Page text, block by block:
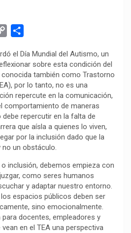
p
y
L
i
n
k
m
p
a
r
t
i
r
el Día Mundial del Autismo, un
sobre esta condición del
también como Trastorno
por lo tanto, no es una
repercute en la comunicación,
comportamiento de maneras
debe repercutir en la falta de
que aísla a quienes lo viven,
por la inclusión dado que la
no un obstáculo.
inclusión, debemos empieza con
como seres humanos
y adaptar nuestro entorno.
espacios públicos deben ser
sino emocionalmente.
docentes, empleadores y
en el TEA una perspectiva